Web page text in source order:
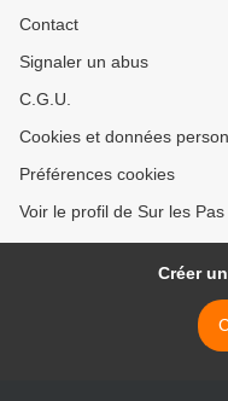
Contact
Signaler un abus
C.G.U.
Cookies et données
Préférences cookies
Voir le profil de Sur les
Créer